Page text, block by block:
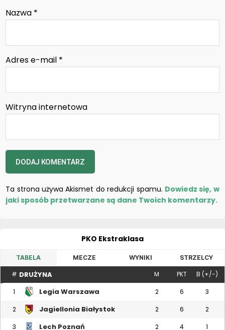
Nazwa *
Adres e-mail *
Witryna internetowa
Ta strona używa Akismet do redukcji spamu. Dowiedz się, w
jaki sposób przetwarzane są dane Twoich komentarzy.
PKO Ekstraklasa
TABELA MECZE WYNIKI STRZELCY
# DRUŻYNA M PKT B (+/-)
1 Legia Warszawa 2 6 3
2 Jagiellonia Białystok 2 6 2
3 Lech Poznań 2 4 1